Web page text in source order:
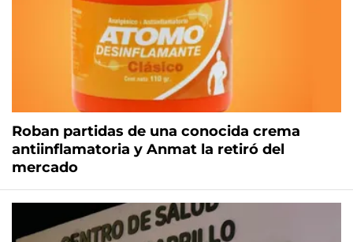
Roban partidas de una conocida crema
antiinflamatoria y Anmat la retiró del
mercado